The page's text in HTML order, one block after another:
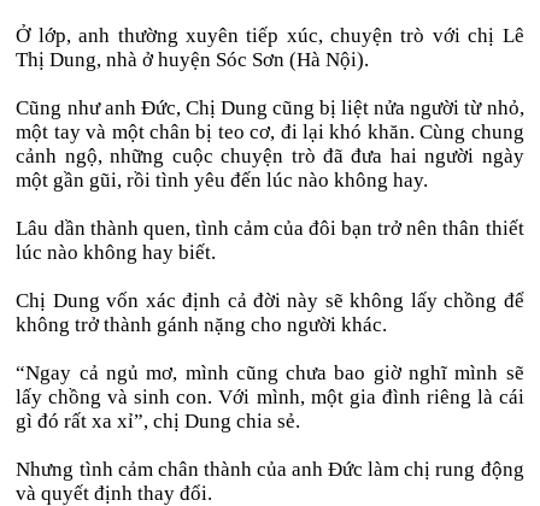
Ở lớp, anh thường xuyên tiếp xúc, chuyện trò với chị Lê
Thị Dung, nhà ở huyện Sóc Sơn (Hà Nội).
Cũng như anh Đức, Chị Dung cũng bị liệt nửa người từ nhỏ,
một tay và một chân bị teo cơ, đi lại khó khăn. Cùng chung
cảnh ngộ, những cuộc chuyện trò đã đưa hai người ngày
một gần gũi, rồi tình yêu đến lúc nào không hay.
Lâu dần thành quen, tình cảm của đôi bạn trở nên thân thiết
lúc nào không hay biết.
Chị Dung vốn xác định cả đời này sẽ không lấy chồng để
không trở thành gánh nặng cho người khác.
“Ngay cả ngủ mơ, mình cũng chưa bao giờ nghĩ mình sẽ
lấy chồng và sinh con. Với mình, một gia đình riêng là cái
gì đó rất xa xỉ”, chị Dung chia sẻ.
Nhưng tình cảm chân thành của anh Đức làm chị rung động
và quyết định thay đổi.